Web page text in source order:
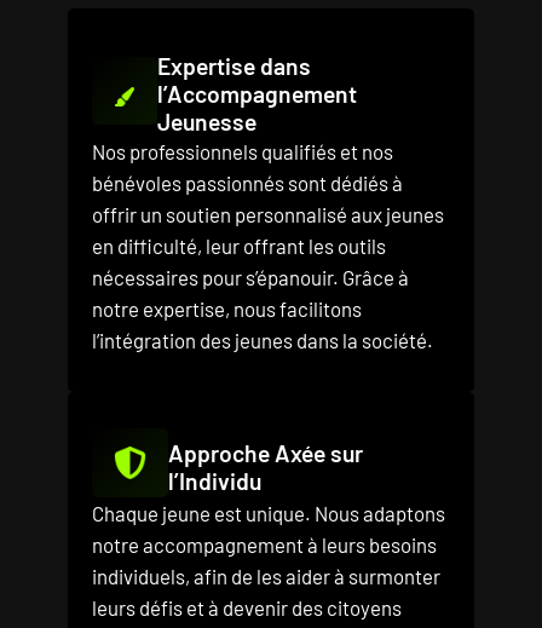
Expertise dans
l’Accompagnement
Jeunesse
Nos professionnels qualifiés et nos
bénévoles passionnés sont dédiés à
offrir un soutien personnalisé aux jeunes
en difficulté, leur offrant les outils
nécessaires pour s’épanouir. Grâce à
notre expertise, nous facilitons
l’intégration des jeunes dans la société.
Approche Axée sur
l’Individu
Chaque jeune est unique. Nous adaptons
notre accompagnement à leurs besoins
individuels, afin de les aider à surmonter
leurs défis et à devenir des citoyens